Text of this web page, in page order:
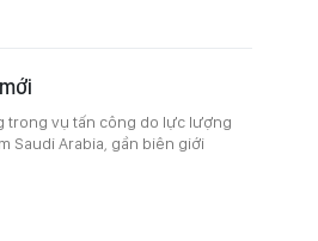
trong vụ tấn công do lực lượng
Saudi Arabia, gần biên giới